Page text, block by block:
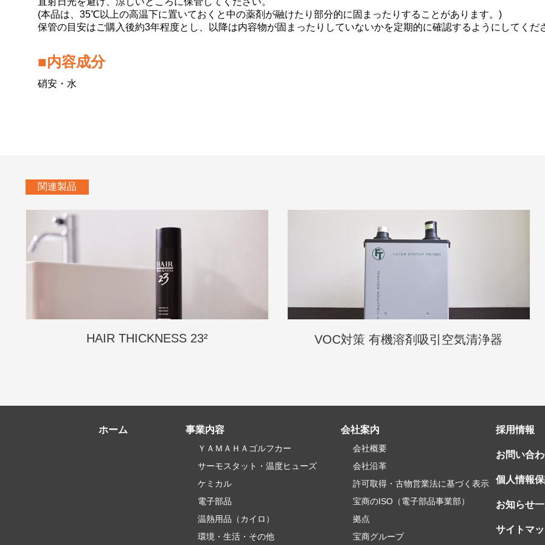
(本品は、35℃以上の高温下に置いておくと中の薬剤が融けたり部分的に固まったりすることがあります。)
保管の目安はご購入後約3年程度とし、以降は内容物が固まったりしていないかを定期的に確認するようにしてくだ
■内容成分
硝安・水
関連製品
HAIR THICKNESS 23² VOC対策 有機溶剤吸引空気清浄器
ホーム 事業内容
ＹＡＭＡＨＡゴルフカー
サーモスタット・温度ヒューズ
ケミカル
電子部品
温熱用品 （カイロ）
環境・生活・その他
会社案内
会社概要
会社沿革
許可取得・古物営業法に基づく表示
宝商のISO（電子部品事業部）
拠点
宝商グループ
採用情報
お問い合
個人情報
お知らせ
サイトマ